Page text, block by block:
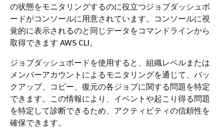
の状態をモニタリングするのに役立つジョブダッシュボ
ードがコンソールに用意されています。コンソールに視
覚的に表示されるのと同じデータをコマンドラインから
取得できます AWS CLI。
ジョブダッシュボードを使用すると、組織レベルまたは
メンバーアカウントによるモニタリングを通じて、バッ
クアップ、コピー、復元の各ジョブに関する問題を特定
できます。この情報により、イベントや起こり得る問題
を特定して診断できるため、アクティビティの信頼性を
確保できます。